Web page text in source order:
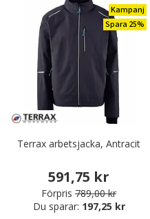
Kampanj
Spara 25%
Terrax arbetsjacka, Antracit
591,75 kr
Förpris 789,00 kr
Du sparar: 197,25 kr